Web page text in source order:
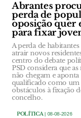
Abrantes
perda de
oposição quer
para fixar
A perda de
atrair novos
centro do debate
PSD considera que
não chegam e
qualificado como um
obstáculos à fixação
concelho.
POLÍTICA| 08-08-2026